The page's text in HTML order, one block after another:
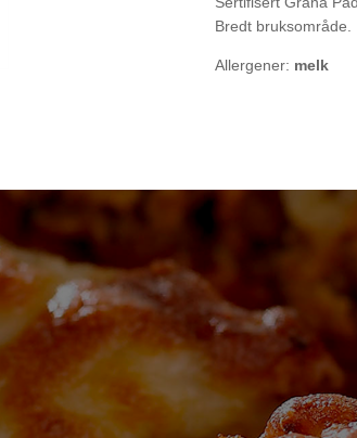
Bredt bruksområde.
Allergener: melk